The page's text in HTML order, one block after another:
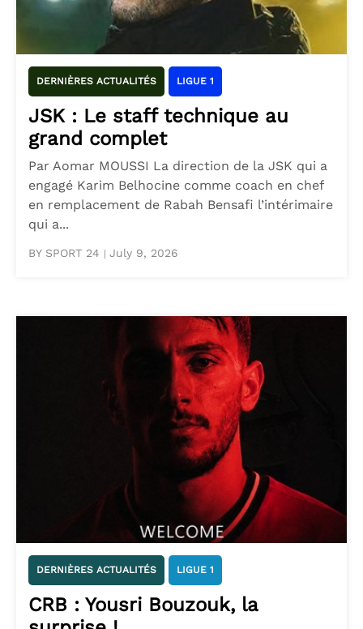
DERNIÈRES ACTUALITÉS LIGUE 1
JSK : Le staff technique au
grand complet
Par Aomar MOUSSI La direction de la JSK qui a
engagé Karim Belhocine comme coach en chef
en remplacement de Rabah Bensafi l’intérimaire
qui a...
BY SPORT 24 | July 9, 2026
DERNIÈRES ACTUALITÉS LIGUE 1
CRB : Yousri Bouzouk, la